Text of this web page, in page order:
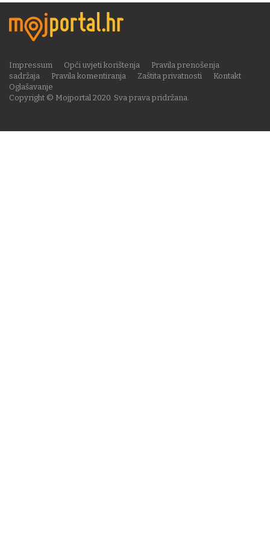
Copyright © Mojportal 2020. Sva prava pridržana.
Impressum Opći uvjeti korištenja
Pravila prenošenja
sadržaja
Pravila komentiranja Zaštita privatnosti
Kontakt
Oglašavanje